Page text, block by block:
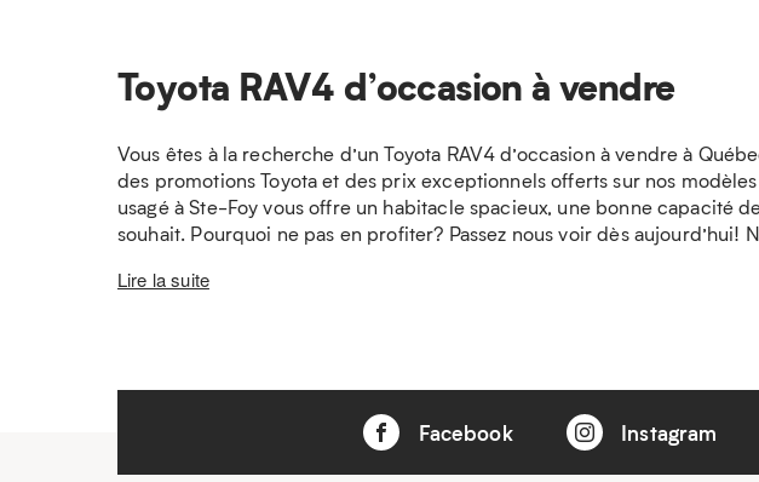
Toyota RAV4 d’occasion à vendre
Vous êtes à la recherche d’un Toyota RAV4 d’occasion à vendre à
des promotions Toyota et des prix exceptionnels offerts sur nos
usagé à Ste-Foy vous offre un habitacle spacieux, une bonne capacité
souhait. Pourquoi ne pas en profiter? Passez nous voir dès
Lire la suite
Facebook Instagram